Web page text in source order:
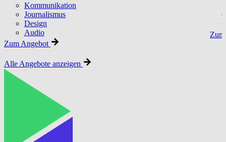
Kommunikation
Journalismus
Design
Audio
Zum Angebot
Alle Angebote anzeigen